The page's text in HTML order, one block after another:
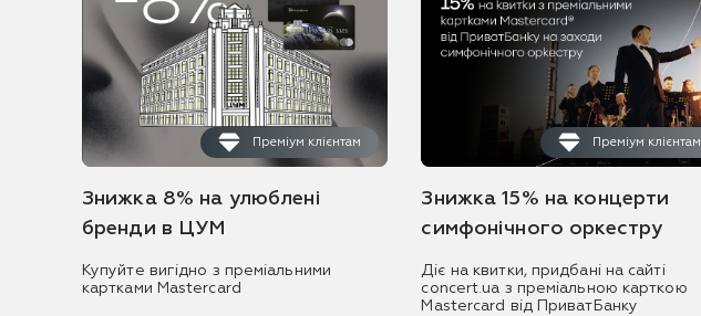
Преміум клієнтам
Знижка 8% на улюблені
бренди в ЦУМ
Купуйте вигідно з преміальними
картками Mastercard
Преміум клієнтам
Знижка 15% на концерти
симфонічного оркестру
Діє на квитки, придбані на сайті
concert.ua з преміальною карткою
Mastercard від ПриватБанку